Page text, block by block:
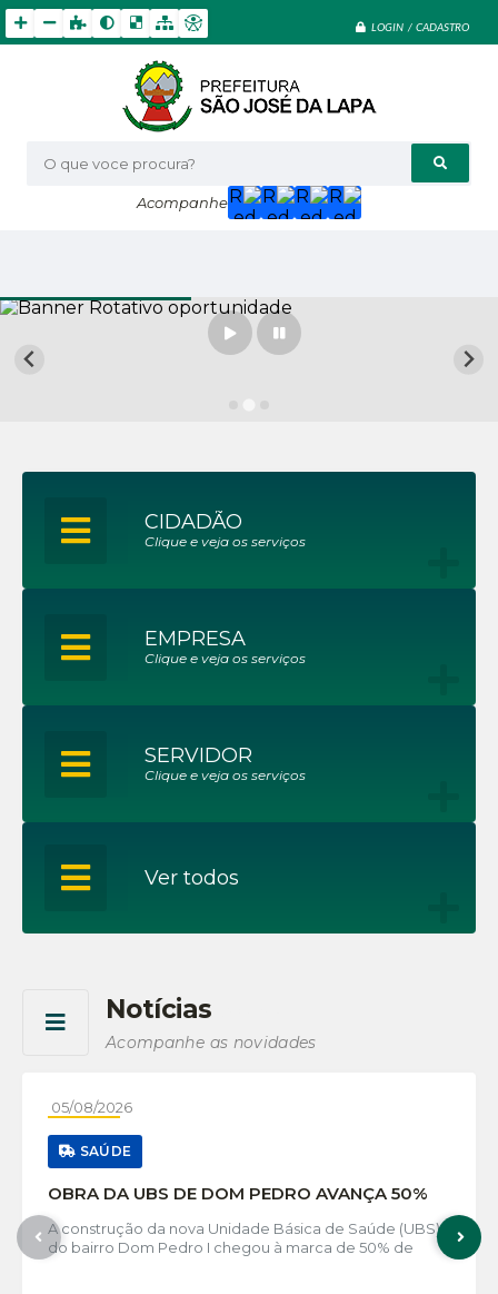
LOGIN / CADASTRO
O que voce procura?
Acompanhe
CIDADÃO
Clique e veja os serviços
EMPRESA
Clique e veja os serviços
SERVIDOR
Clique e veja os serviços
Ver todos
Notícias
Acompanhe as novidades
OBRA DA UBS DE DOM PEDRO AVANÇA 50%
05/08/2026
SAÚDE
A construção da nova Unidade Básica de Saúde (UBS)
do bairro Dom Pedro I chegou à marca de 50% de